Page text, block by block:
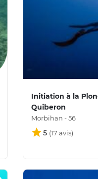
Initiation à la
Quiberon
Morbihan - 56
5